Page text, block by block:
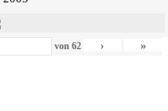
von 62 › »